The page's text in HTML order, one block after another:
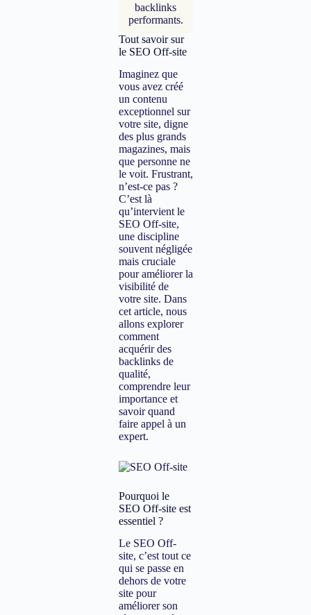
backlinks
performants.
Tout savoir sur
le SEO Off-site
Imaginez que
vous avez créé
un contenu
exceptionnel sur
votre site, digne
des plus grands
magazines, mais
que personne ne
le voit. Frustrant,
n’est-ce pas ?
C’est là
qu’intervient le
SEO Off-site,
une discipline
souvent négligée
mais cruciale
pour améliorer la
visibilité de
votre site. Dans
cet article, nous
allons explorer
comment
acquérir des
backlinks de
qualité,
comprendre leur
importance et
savoir quand
faire appel à un
expert.
Pourquoi le
SEO Off-site est
essentiel ?
Le SEO Off-
site, c’est tout ce
qui se passe en
dehors de votre
site pour
améliorer son